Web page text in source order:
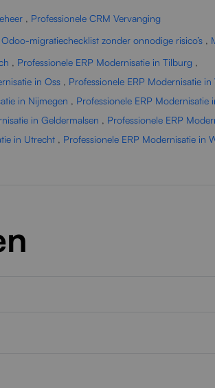
, Professionele CRM Vervanging
Odoo-migratiechecklist zonder onnodige risico’s ,
, Professionele ERP Modernisatie in Tilburg ,
in Oss , Professionele ERP Modernisatie in
in Nijmegen , Professionele ERP Modernisatie
in Geldermalsen , Professionele ERP
in Utrecht , Professionele ERP Modernisatie in